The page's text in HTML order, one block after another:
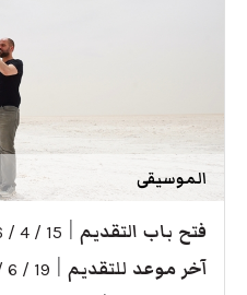
الموسيقى
فتح باب التقديم 15 / 4 / 2026
آخر موعد للتقديم 19 / 6 / 2026